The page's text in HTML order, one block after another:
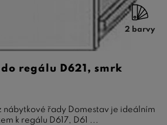
2 barvy
regálu D621, smrk
nábytkové řady Domestav je ideálním
k regálu D617, D61 ...